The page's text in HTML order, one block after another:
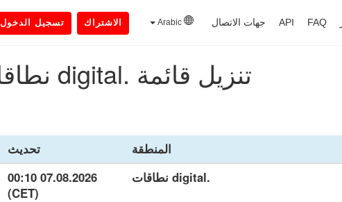
FAQ
API جهات الاتصال الاشتراك تسجيل الدخول
تنزيل قائمة .digital نطاقات
المنطقة تحديث
.digital نطاقات
07.08.2026 00:10
(CET)